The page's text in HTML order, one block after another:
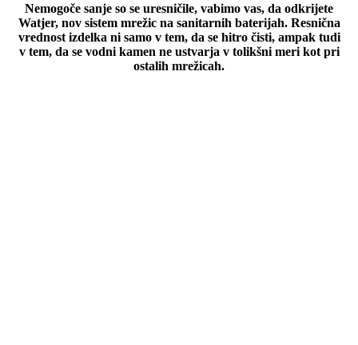
Nemogoče sanje so se uresničile, vabimo vas, da odkrijete
Watjer, nov sistem mrežic na sanitarnih baterijah. Resnična
vrednost izdelka ni samo v tem, da se hitro čisti, ampak tudi
v tem, da se vodni kamen ne ustvarja v tolikšni meri kot pri
ostalih mrežicah.